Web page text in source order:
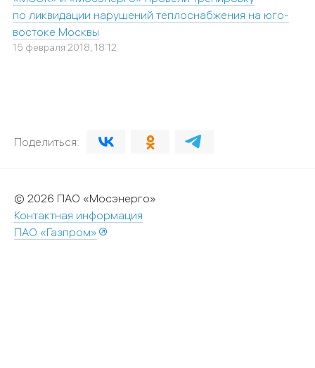
по ликвидации нарушений теплоснабжения на юго-
востоке Москвы
15 февраля 2018, 18:12
Поделиться:
© 2026 ПАО «Мосэнерго»
Контактная информация
ПАО «Газпром»